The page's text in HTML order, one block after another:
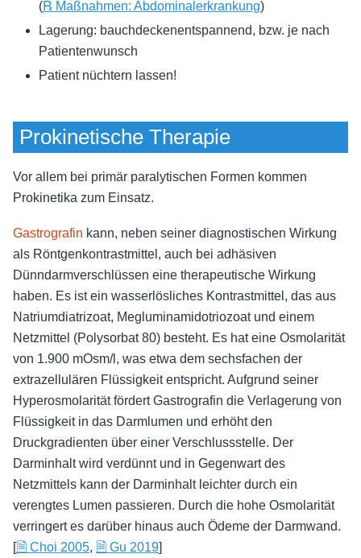
(℞ Maßnahmen: Abdominalerkrankung)
Lagerung: bauchdeckenentspannend, bzw. je nach
Patientenwunsch
Patient nüchtern lassen!
Prokinetische Therapie
Vor allem bei primär paralytischen Formen kommen
Prokinetika zum Einsatz.
Gastrografin kann, neben seiner diagnostischen Wirkung
als Röntgenkontrastmittel, auch bei adhäsiven
Dünndarmverschlüssen eine therapeutische Wirkung
haben. Es ist ein wasserlösliches Kontrastmittel, das aus
Natriumdiatrizoat, Megluminamidotriozoat und einem
Netzmittel (Polysorbat 80) besteht. Es hat eine Osmolarität
von 1.900 mOsm/l, was etwa dem sechsfachen der
extrazellulären Flüssigkeit entspricht. Aufgrund seiner
Hyperosmolarität fördert Gastrografin die Verlagerung von
Flüssigkeit in das Darmlumen und erhöht den
Druckgradienten über einer Verschlussstelle. Der
Darminhalt wird verdünnt und in Gegenwart des
Netzmittels kann der Darminhalt leichter durch ein
verengtes Lumen passieren. Durch die hohe Osmolarität
verringert es darüber hinaus auch Ödeme der Darmwand.
[🗎 Choi 2005, 🗎 Gu 2019]